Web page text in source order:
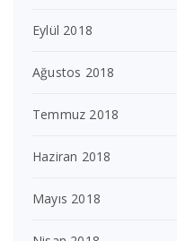
Eylül 2018
Ağustos 2018
Temmuz 2018
Haziran 2018
Mayıs 2018